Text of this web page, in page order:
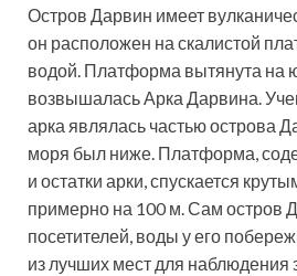
Остров Дарвин имеет
он расположен на скалистой
водой. Платформа вытянута на
возвышалась Арка Дарвина.
арка являлась частью острова
моря был ниже. Платформа,
и остатки арки, спускается
примерно на 100 м. Сам остров
посетителей, воды у его
из лучших мест для наблюдения